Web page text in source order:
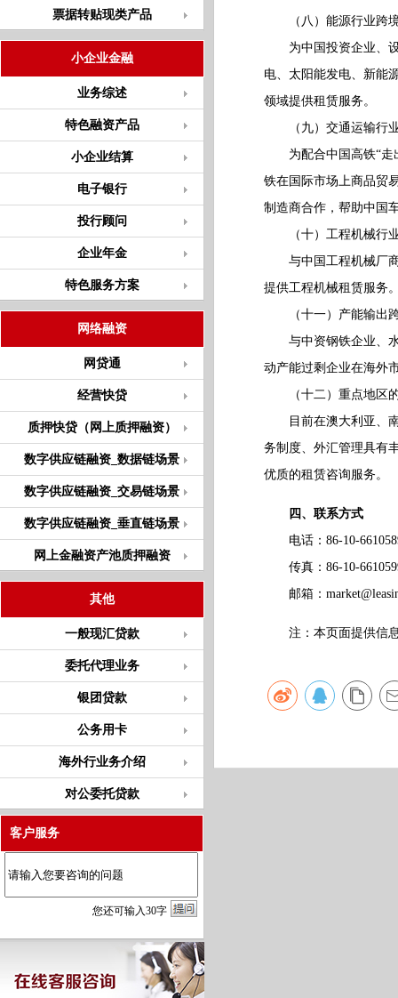
票据转贴现类产品
小企业金融
业务综述
特色融资产品
小企业结算
电子银行
投行顾问
企业年金
特色服务方案
网络融资
网贷通
经营快贷
质押快贷（网上质押融资）
数字供应链融资_数据链场景
数字供应链融资_交易链场景
数字供应链融资_垂直链场景
网上金融资产池质押融资
其他
一般现汇贷款
委托代理业务
银团贷款
公务用卡
海外行业务介绍
对公委托贷款
客户服务
您还可输入30字
（八）能源行业跨
为中国投资企业、设
电、太阳能发电、新能
领域提供租赁服务。
（九）交通运输行业
为配合中国高铁“走出
铁在国际市场上商品贸
制造商合作，帮助中国
（十）工程机械行业
与中国工程机械厂商
提供工程机械租赁服务
（十一）产能输出
与中资钢铁企业、水
动产能过剩企业在海外
（十二）重点地区的
目前在澳大利亚、南
务制度、外汇管理具有
优质的租赁咨询服务。
四、联系方式
电话：86-10-
传真：86-10-
邮箱：
注：本页面提供信息